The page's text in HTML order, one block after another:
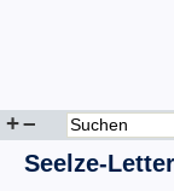
+–
Seelze-Letter